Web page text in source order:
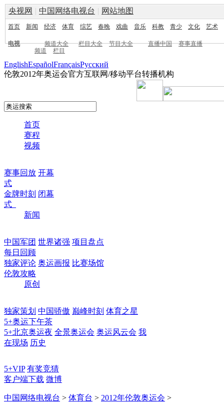
央视网 | 中国网络电视台 | 网站地图
首页 新闻 经济 体育 综艺 春晚 戏曲 音乐 科教 青少 文化 艺术
电视 频道大全 栏目大全 节目大全 直播中国
赛事直播
频道
栏目
EnglishEspañolFrançaisPусский
伦敦2012年奥运会官方互联网/移动平台转播机构
首页
赛程
视频
赛事回放 开幕
式
金牌时刻 闭幕
式
新闻
中国军团 世界诸强 项目盘点
每日回顾
独家评论 奥运画报 比赛场馆
伦敦攻略
原创
独家策划 中国骄傲 巅峰时刻 体育之星
5+奥运下午茶
5+北京奥运夜 全景奥运会 奥运风云会 我
在现场 历史
5+VIP 有奖竞猜
客户端下载 微博
中国网络电视台 > 体育台 > 2012年伦敦奥运会 >